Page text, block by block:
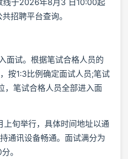
招聘平台查询。
面试。根据笔试合格人员的
按1:3比例确定面试人员;笔试
，笔试合格人员全部进入面
旬举行，具体时间地址以通
通讯设备畅通。面试满分为
。